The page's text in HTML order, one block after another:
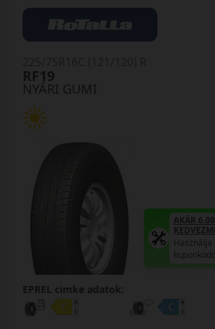
NYÁRI GUMI
RF19
AKÁR
Használja
EPREL cimke adatok: